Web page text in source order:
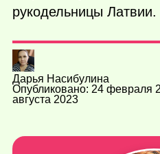
рукодельницы Латвии.
Дарья Насибулина
Опубликовано: 24 февраля
августа 2023